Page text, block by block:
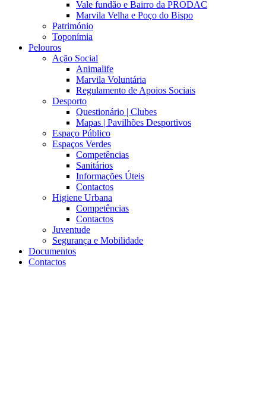
Vale fundão e Bairro da PRODAC
Marvila Velha e Poço do Bispo
Património
Toponímia
Pelouros
Ação Social
Animalife
Marvila Voluntária
Regulamento de Apoios Sociais
Desporto
Questionário | Clubes
Mapas | Pavilhões Desportivos
Espaço Público
Espaços Verdes
Competências
Sanitários
Informações Úteis
Contactos
Higiene Urbana
Competências
Contactos
Juventude
Segurança e Mobilidade
Documentos
Contactos